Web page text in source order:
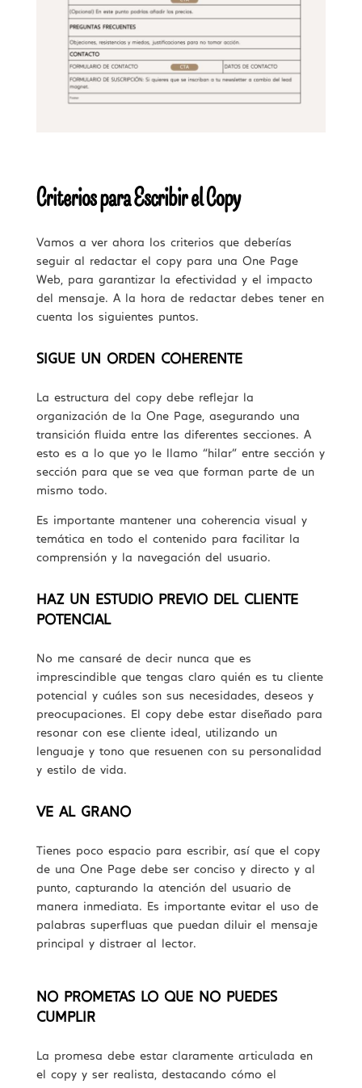
Criterios para Escribir el Copy
Vamos a ver ahora los criterios que deberías
seguir al redactar el copy para una One Page
Web, para garantizar la efectividad y el impacto
del mensaje. A la hora de redactar debes tener en
cuenta los siguientes puntos.
SIGUE UN ORDEN COHERENTE
La estructura del copy debe reflejar la
organización de la One Page, asegurando una
transición fluida entre las diferentes secciones. A
esto es a lo que yo le llamo “hilar” entre sección y
sección para que se vea que forman parte de un
mismo todo.
Es importante mantener una coherencia visual y
temática en todo el contenido para facilitar la
comprensión y la navegación del usuario.
HAZ UN ESTUDIO PREVIO DEL CLIENTE
POTENCIAL
No me cansaré de decir nunca que es
imprescindible que tengas claro quién es tu cliente
potencial y cuáles son sus necesidades, deseos y
preocupaciones. El copy debe estar diseñado para
resonar con ese cliente ideal, utilizando un
lenguaje y tono que resuenen con su personalidad
y estilo de vida.
VE AL GRANO
Tienes poco espacio para escribir, así que el copy
de una One Page debe ser conciso y directo y al
punto, capturando la atención del usuario de
manera inmediata. Es importante evitar el uso de
palabras superfluas que puedan diluir el mensaje
principal y distraer al lector.
NO PROMETAS LO QUE NO PUEDES
CUMPLIR
La promesa debe estar claramente articulada en
el copy y ser realista, destacando cómo el